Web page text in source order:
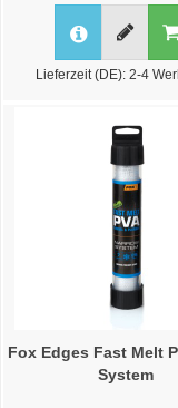
Lieferzeit (DE): 2-4
Fox Edges Fast Melt
System